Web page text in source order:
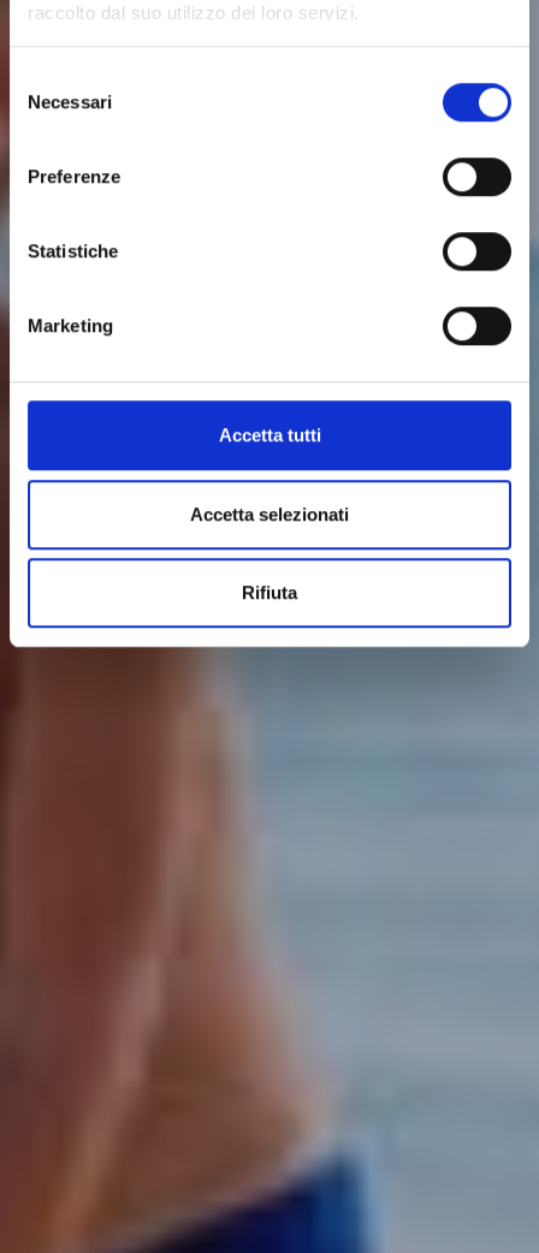
raccolto dal suo utilizzo dei loro servizi.
delNecessari
Preferenze
Statistiche
Marketing
Accetta tutti
Accetta selezionati
Rifiuta
ANIMAZIONE 3-12